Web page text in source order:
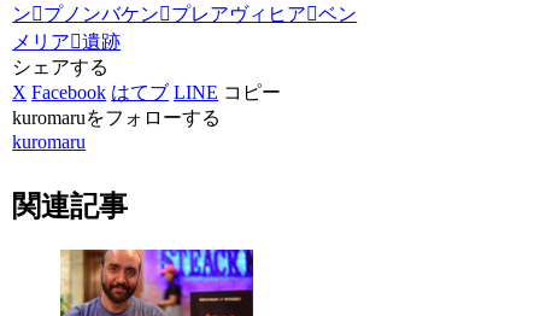
ン
プノンバケン プレアヴィヒア
ベン
メリア
遺跡
シェアする
X Facebook はてブ LINE コピー
kuromaruをフォローする
kuromaru
関連記事